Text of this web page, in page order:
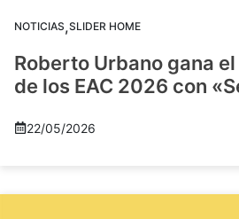
NOTICIAS,SLIDER HOME
Roberto Urbano gana
de los EAC 2026 con
22/05/2026